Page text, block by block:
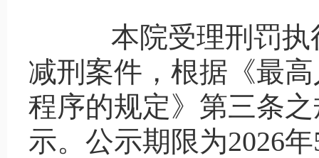
本院受理刑罚
减刑案件，根据《最
程序的规定》第三条
示。公示期限为2026